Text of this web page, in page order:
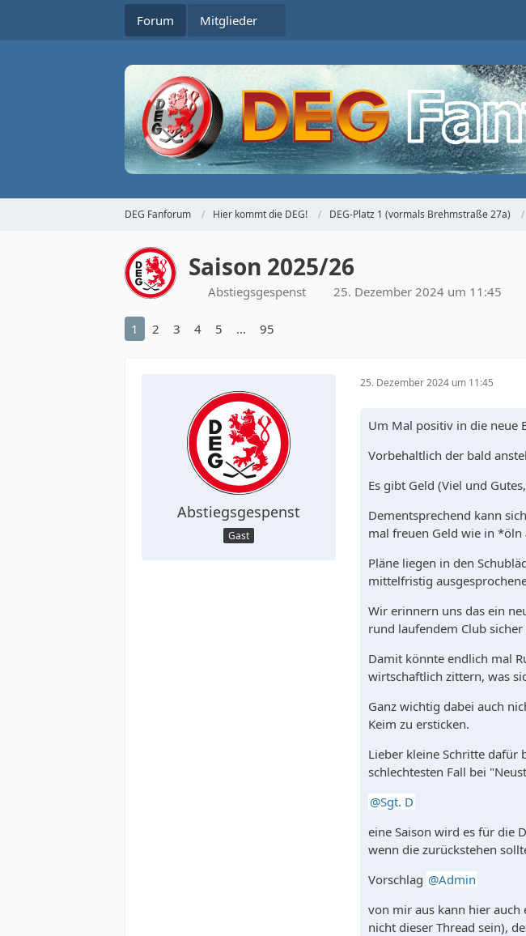
Forum Mitglieder
DEG Fanforum Hier kommt die DEG! DEG-Platz 1 (vormals Brehmstraße 27a)
Saison 2025/26
Abstiegsgespenst 25. Dezember 2024 um 11:45
1 2 3 4 5 … 95
Abstiegsgespenst
Gast
25. Dezember 2024 um 11:45
Um Mal positiv in die neue
Vorbehaltlich der bald
Es gibt Geld (Viel und
Dementsprechend kann
mal freuen Geld wie in *öln
Pläne liegen in den
mittelfristig
Wir erinnern uns das ein
rund laufendem Club sicher
Damit könnte endlich mal
wirtschaftlich zittern, was
Ganz wichtig dabei auch
Keim zu ersticken.
Lieber kleine Schritte dafür
schlechtesten Fall bei
Sgt. D
eine Saison wird es für die
wenn die zurückstehen
Vorschlag
Admin
von mir aus kann hier auch
nicht dieser Thread sein),